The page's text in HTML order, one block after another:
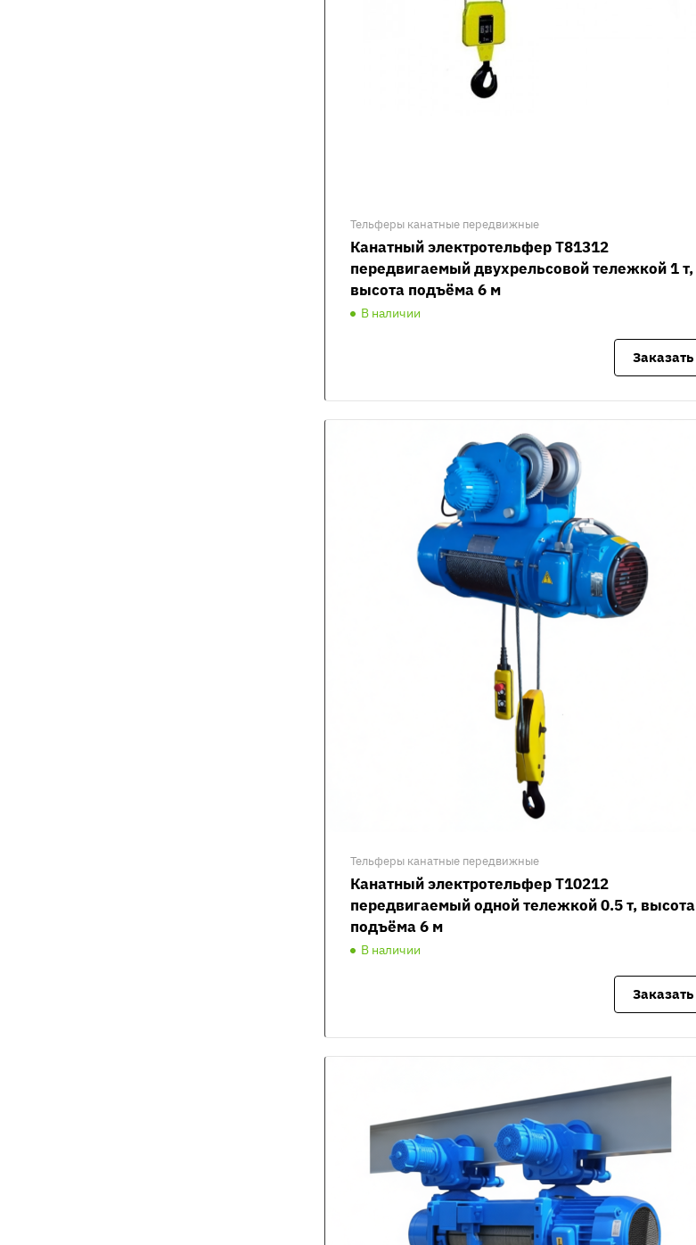
Тельферы канатные передвижные
Канатный электротельфер Т81312
передвигаемый двухрельсовой тележкой 1 т,
высота подъёма 6 м
В наличии
Заказать
Тельферы канатные передвижные
Канатный электротельфер Т10212
передвигаемый одной тележкой 0.5 т, высота
подъёма 6 м
В наличии
Заказать